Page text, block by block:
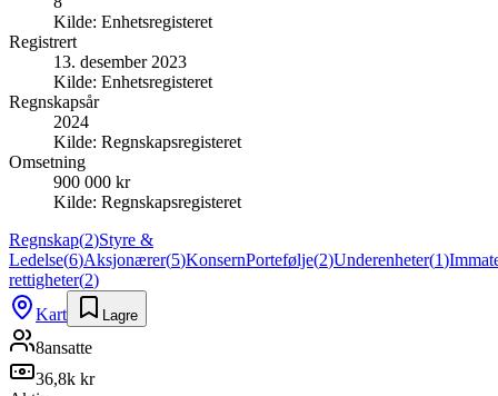
Kilde: Enhetsregisteret
Registrert
13. desember 2023
Kilde: Enhetsregisteret
Regnskapsår
2024
Kilde: Regnskapsregisteret
Omsetning
900 000 kr
Kilde: Regnskapsregisteret
Regnskap(2)Styre &
Ledelse(6)Aksjonærer(5)KonsernPortefølje(2)Underenheter(1)
rettigheter(2)
Kart
Lagre
8ansatte
36,8k kr